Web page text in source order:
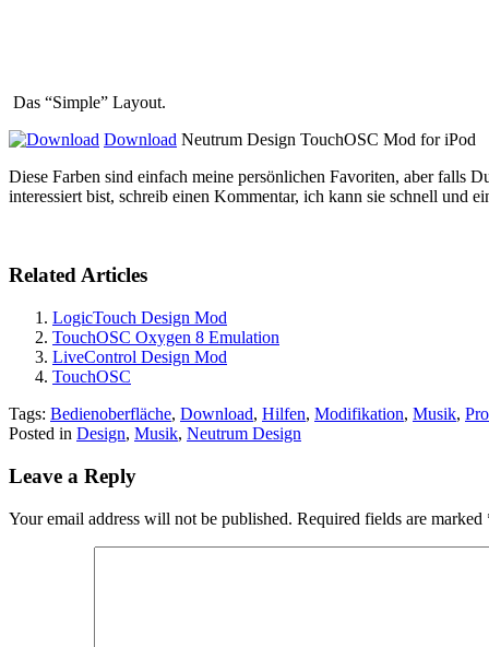
Das “Simple” Layout.
Download Neutrum Design TouchOSC Mod for iPod
Diese Farben sind einfach meine persönlichen Favoriten, aber falls
interessiert bist, schreib einen Kommentar, ich kann sie schnell und
Related Articles
LogicTouch Design Mod
TouchOSC Oxygen 8 Emulation
LiveControl Design Mod
TouchOSC
Tags: Bedienoberfläche, Download, Hilfen, Modifikation, Musik,
Posted in Design, Musik, Neutrum Design
Leave a Reply
Your email address will not be published. Required fields are marked